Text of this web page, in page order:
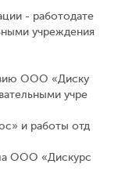
- работодате
учреждения
ООО «Диску
учре
и работы отд
ООО «Дискурс